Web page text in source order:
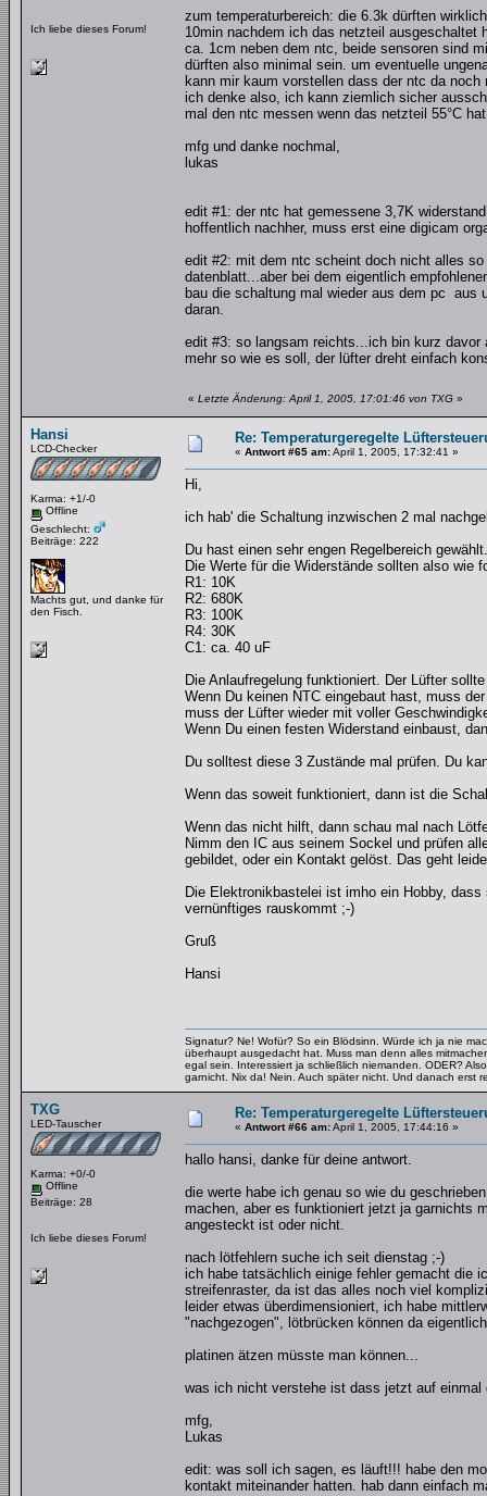
Ich liebe dieses Forum!
zum temperaturbereich: die 6.3k dürften
10min nachdem ich das netzteil ausgeschaltet
ca. 1cm neben dem ntc, beide sensoren sind
dürften also minimal sein. um eventuelle
kann mir kaum vorstellen dass der ntc da
ich denke also, ich kann ziemlich sicher
mal den ntc messen wenn das netzteil 55°C
mfg und danke nochmal,
lukas
edit #1: der ntc hat gemessene 3,7K
hoffentlich nachher, muss erst eine digicam
edit #2: mit dem ntc scheint doch nicht alles
datenblatt...aber bei dem eigentlich
bau die schaltung mal wieder aus dem pc aus
daran.
edit #3: so langsam reichts...ich bin kurz
mehr so wie es soll, der lüfter dreht einfach
« Letzte Änderung: April 1, 2005, 17:01:46 von TXG »
Hansi
LCD-Checker
Karma: +1/-0
Offline
Geschlecht:
Beiträge: 222
Machts gut, und danke für
den Fisch.
Re: Temperaturgeregelte
« Antwort #65 am:April 1, 2005, 17:32:41 »
Hi,
ich hab' die Schaltung inzwischen 2 mal
Du hast einen sehr engen Regelbereich gewählt.
Die Werte für die Widerstände sollten also wie
R1: 10K
R2: 680K
R3: 100K
R4: 30K
C1: ca. 40 uF
Die Anlaufregelung funktioniert. Der Lüfter
Wenn Du keinen NTC eingebaut hast, muss
muss der Lüfter wieder mit voller
Wenn Du einen festen Widerstand einbaust,
Du solltest diese 3 Zustände mal prüfen. Du
Wenn das soweit funktioniert, dann ist die
Wenn das nicht hilft, dann schau mal nach
Nimm den IC aus seinem Sockel und prüfen
gebildet, oder ein Kontakt gelöst. Das geht
Die Elektronikbastelei ist imho ein Hobby,
vernünftiges rauskommt ;-)
Gruß
Hansi
Signatur? Ne! Wofür? So ein Blödsinn. Würde ich ja nie
überhaupt ausgedacht hat. Muss man denn alles
egal sein. Interessiert ja schließlich niemanden. ODER?
garnicht. Nix da! Nein. Auch später nicht. Und danach erst
TXG
LED-Tauscher
Karma: +0/-0
Offline
Beiträge: 28
Ich liebe dieses Forum!
Re: Temperaturgeregelte
« Antwort #66 am:April 1, 2005, 17:44:16 »
hallo hansi, danke für deine antwort.
die werte habe ich genau so wie du
machen, aber es funktioniert jetzt ja garnichts
angesteckt ist oder nicht.
nach lötfehlern suche ich seit dienstag ;-)
ich habe tatsächlich einige fehler gemacht die
streifenraster, da ist das alles noch viel
leider etwas überdimensioniert, ich habe
"nachgezogen", lötbrücken können da
platinen ätzen müsste man können...
was ich nicht verstehe ist dass jetzt auf
mfg,
Lukas
edit: was soll ich sagen, es läuft!!! habe den
kontakt miteinander hatten. hab dann einfach